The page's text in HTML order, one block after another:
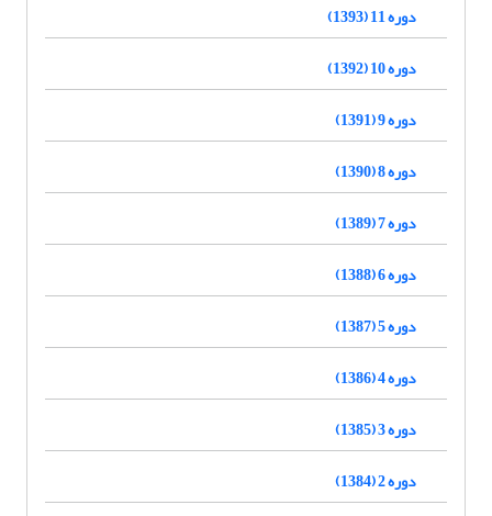
دوره 11 (1393)
دوره 10 (1392)
دوره 9 (1391)
دوره 8 (1390)
دوره 7 (1389)
دوره 6 (1388)
دوره 5 (1387)
دوره 4 (1386)
دوره 3 (1385)
دوره 2 (1384)